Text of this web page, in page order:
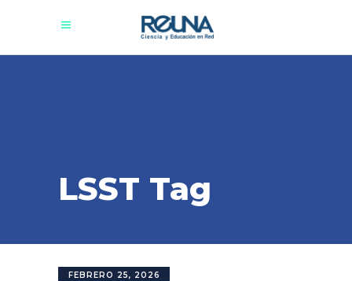
LSST Tag
FEBRERO 25, 2026